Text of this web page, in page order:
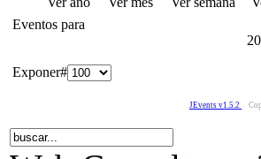
Eventos para
Exponer#
JEvents v1.5.2